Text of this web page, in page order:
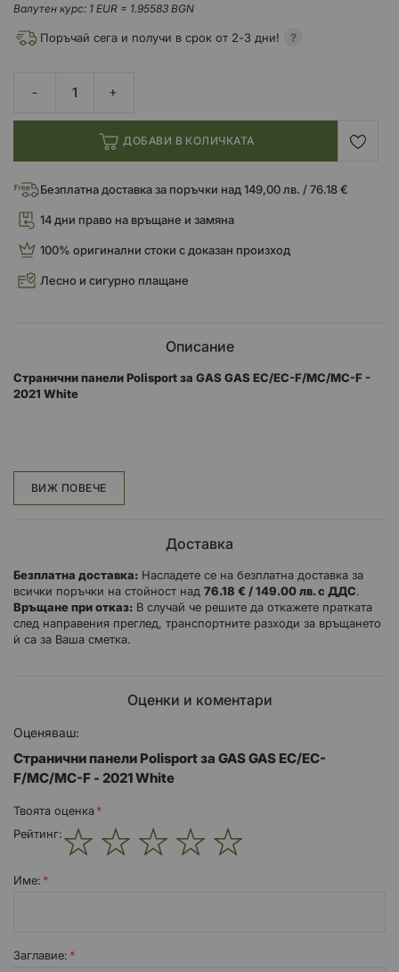
Валутен курс: 1 EUR = 1.95583 BGN
Поръчай сега и получи в срок от 2-3 дни!
ДОБАВИ В КОЛИЧКАТА
Безплатна доставка за поръчки над 149,00 лв. / 76.18 €
14 дни право на връщане и замяна
100% оригинални стоки с доказан произход
Лесно и сигурно плащане
Описание
Странични панели Polisport за GAS GAS EC/EC-F/MC/MC-F -
2021 White
ексклузивни технологии, за да направят частта лъскава,
издръжлива и със същото
панели, като резервни части за
основните марки и модели мотоциклети: Yamaha, KTM,
Husqvarna, Honda, Suzuki, Beta, Sherco, GAS GAS, Kawasaki.
Перфектно прилепване без да се изисква допълнително
пробиване.
Работи с най-добрите OEM производители.
замяна на пластмасите на вашия офроуд мотоциклет.
*Възможно е снимката от изображението да не отговаря на
оригинала на описания продукт!
ВИЖ ПОВЕЧЕ
Доставка
Безплатна доставка: Насладете се на безплатна доставка за
всички поръчки на стойност над 76.18 € / 149.00 лв. с ДДС.
Връщане при отказ: В случай че решите да откажете пратката
след направения преглед, транспортните разходи за връщането
ѝ са за Ваша сметка.
Оценки и коментари
Оценяваш:
Странични панели Polisport за GAS GAS EC/EC-
F/MC/MC-F - 2021 White
Твоята оценка
Рейтинг:
Име:
Заглавиe: